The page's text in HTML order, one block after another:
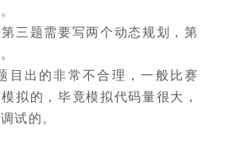
三题需要写两个动态规划，第
目出的非常不合理，一般比赛
拟的，毕竟模拟代码量很大，
试的。